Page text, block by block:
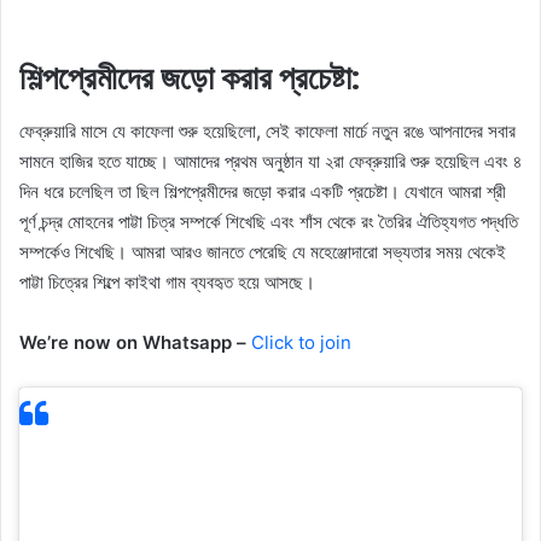
শিল্পপ্রেমীদের জড়ো করার প্রচেষ্টা:
ফেব্রুয়ারি মাসে যে কাফেলা শুরু হয়েছিলো, সেই কাফেলা মার্চে নতুন রঙে আপনাদের সবার
সামনে হাজির হতে যাচ্ছে। আমাদের প্রথম অনুষ্ঠান যা ২রা ফেব্রুয়ারি শুরু হয়েছিল এবং ৪
দিন ধরে চলেছিল তা ছিল শিল্পপ্রেমীদের জড়ো করার একটি প্রচেষ্টা। যেখানে আমরা শ্রী
পূর্ণ চন্দ্র মোহনের পাট্টা চিত্র সম্পর্কে শিখেছি এবং শাঁস থেকে রং তৈরির ঐতিহ্যগত পদ্ধতি
সম্পর্কেও শিখেছি। আমরা আরও জানতে পেরেছি যে মহেঞ্জোদারো সভ্যতার সময় থেকেই
পাট্টা চিত্রের শিল্পে কাইথা গাম ব্যবহৃত হয়ে আসছে।
We’re now on Whatsapp – Click to join